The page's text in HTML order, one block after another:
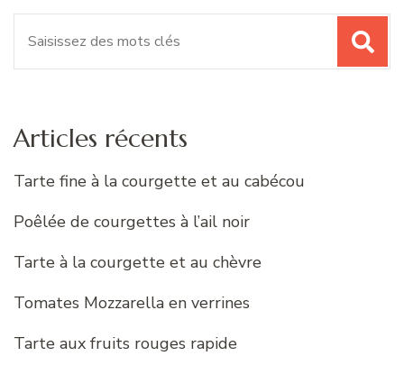
Articles récents
Tarte fine à la courgette et au cabécou
Poêlée de courgettes à l’ail noir
Tarte à la courgette et au chèvre
Tomates Mozzarella en verrines
Tarte aux fruits rouges rapide